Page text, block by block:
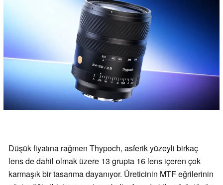
Düşük fiyatına rağmen Thypoch, asferik yüzeyli birkaç
lens de dahil olmak üzere 13 grupta 16 lens içeren çok
karmaşık bir tasarıma dayanıyor. Üreticinin MTF eğrilerinin